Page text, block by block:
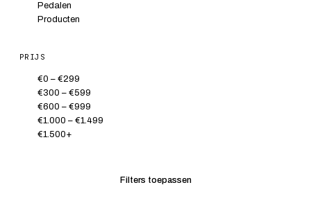
Pedalen
Producten
Simracing
Stuurwielen
Stuurwielenbasis
Support
PRIJS
€0 – €299
€300 – €599
€600 – €999
€1.000 – €1.499
€1.500+
Filters toepassen